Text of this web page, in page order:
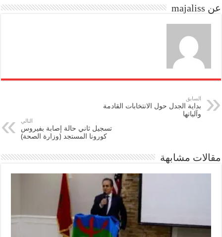
n
عن majaliss
السابق
بداية الجدل حول الانتخابات القادمة
وآلياتها
التالي
تسجيل ثاني حالة إصابة بفيروس
كورونا المستجد (وزارة الصحة)
مقالات مشابهة